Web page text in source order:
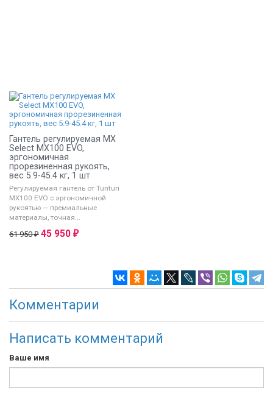
Гантель регулируемая MX
Select MX100 EVO,
эргономичная
прорезиненная рукоять,
вес 5.9-45.4 кг, 1 шт
Регулируемая гантель от Tunturi
MX100 EVO с эргономичной
рукоятью — премиальные
материалы, точная...
61 950₽ 45 950 ₽
Комментарии
Написать комментарий
Ваше имя